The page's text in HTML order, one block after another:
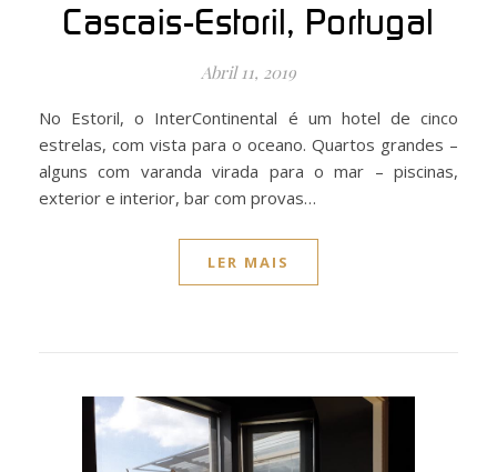
Cascais-Estoril, Portugal
Abril 11, 2019
No Estoril, o InterContinental é um hotel de cinco
estrelas, com vista para o oceano. Quartos grandes –
alguns com varanda virada para o mar – piscinas,
exterior e interior, bar com provas…
LER MAIS